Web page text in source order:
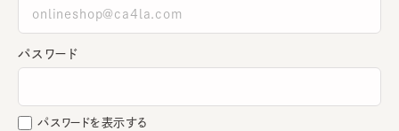
パスワード
パスワードを表示する